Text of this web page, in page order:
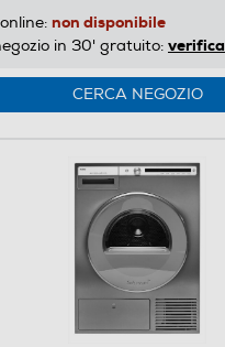
non disponibile
in 30' gratuito: verifica
CERCA NEGOZIO